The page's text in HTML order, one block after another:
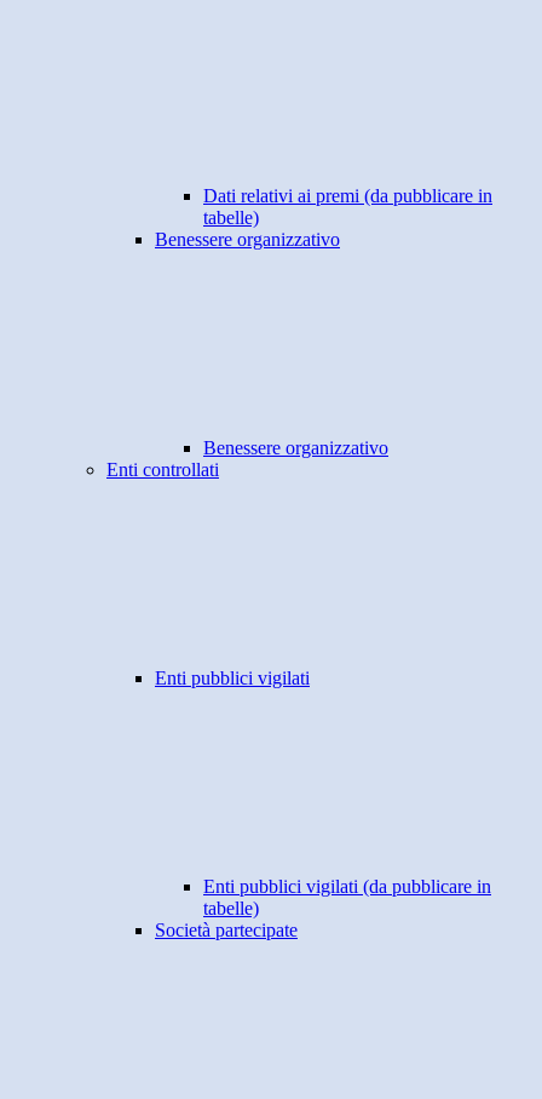
Dati relativi ai premi (da pubblicare in
tabelle)
Benessere organizzativo
Benessere organizzativo
Enti controllati
Enti pubblici vigilati
Enti pubblici vigilati (da pubblicare in
tabelle)
Società partecipate